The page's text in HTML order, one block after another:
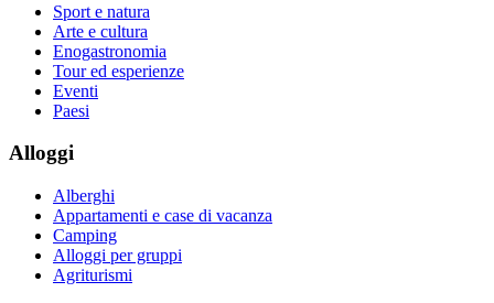
Sport e natura
Arte e cultura
Enogastronomia
Tour ed esperienze
Eventi
Paesi
Alloggi
Alberghi
Appartamenti e case di vacanza
Camping
Alloggi per gruppi
Agriturismi